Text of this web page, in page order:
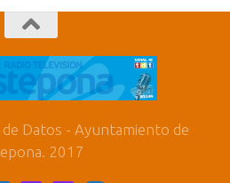
Datos - Ayuntamiento de
2017